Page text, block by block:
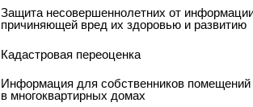
Защита несовершеннолетних от
причиняющей вред их здоровью и развитию
Кадастровая переоценка
Информация для собственников помещений
в многоквартирных домах